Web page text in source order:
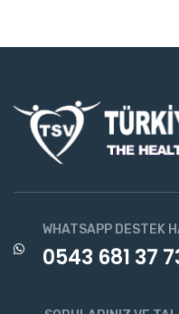
WHATSAPP DESTEK
0543 681 37